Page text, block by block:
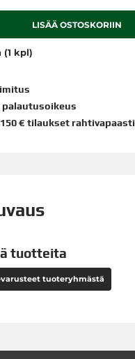
LISÄÄ OSTOSKORIIN
(1 kpl)
palautusoikeus
€ tilaukset rahtivapaasti
tuotteita
tuoteryhmästä